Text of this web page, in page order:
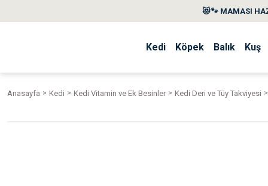
😻🐾 MAMASI
Kedi Köpek Balık Kuş
Anasayfa Kedi Kedi Vitamin ve Ek Besinler Kedi Deri ve Tüy Takviyesi